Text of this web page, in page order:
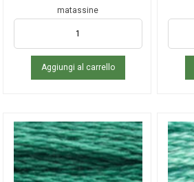
matassine
Aggiungi al carrello